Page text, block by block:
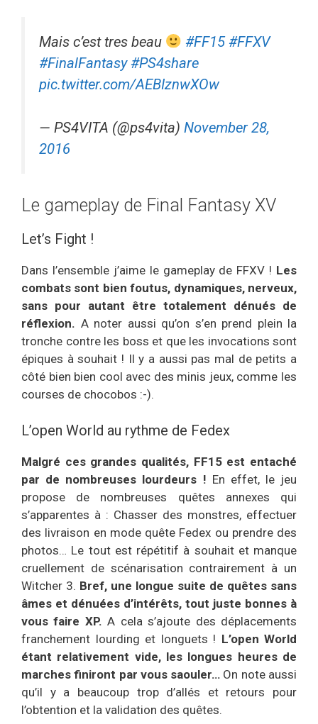
Mais c’est tres beau #FF15 #FFXV
#FinalFantasy #PS4share
pic.twitter.com/AEBIznwXOw
— PS4VITA (@ps4vita) November 28,
2016
Le gameplay de Final Fantasy XV
Let’s Fight !
Dans l’ensemble j’aime le gameplay de FFXV ! Les
combats sont bien foutus, dynamiques, nerveux,
sans pour autant être totalement dénués de
réflexion. A noter aussi qu’on s’en prend plein la
tronche contre les boss et que les invocations sont
épiques à souhait ! Il y a aussi pas mal de petits a
côté bien bien cool avec des minis jeux, comme les
courses de chocobos :-).
L’open World au rythme de Fedex
Malgré ces grandes qualités, FF15 est entaché
par de nombreuses lourdeurs ! En effet, le jeu
propose de nombreuses quêtes annexes qui
s’apparentes à : Chasser des monstres, effectuer
des livraison en mode quête Fedex ou prendre des
photos… Le tout est répétitif à souhait et manque
cruellement de scénarisation contrairement à un
Witcher 3. Bref, une longue suite de quêtes sans
âmes et dénuées d’intérêts, tout juste bonnes à
vous faire XP. A cela s’ajoute des déplacements
franchement lourding et longuets ! L’open World
étant relativement vide, les longues heures de
marches finiront par vous saouler… On note aussi
qu’il y a beaucoup trop d’allés et retours pour
l’obtention et la validation des quêtes.